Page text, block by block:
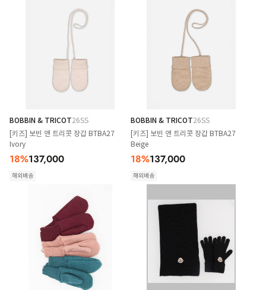
BOBBIN & TRICOT26SS
[키즈] 보빈 앤 트리콧 장갑 BTBA27
Ivory
18%137,000
해외배송
BOBBIN & TRICOT26SS
[키즈] 보빈 앤 트리콧 장갑 BTBA27
Beige
18%137,000
해외배송